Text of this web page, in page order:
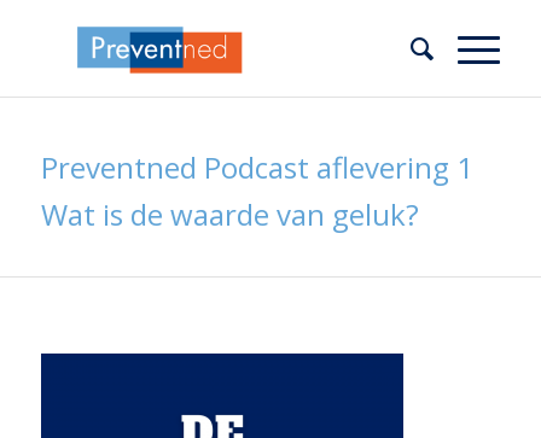
Preventned Podcast aflevering 1
Wat is de waarde van geluk?